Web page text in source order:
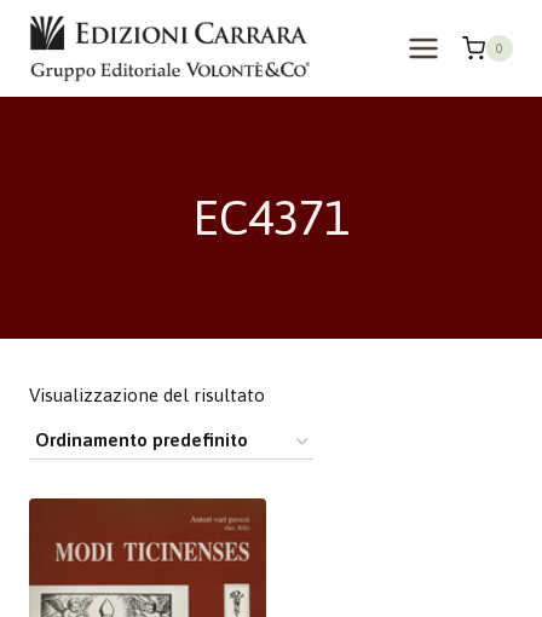
Salta
contenuto
0
EC4371
Visualizzazione del risultato